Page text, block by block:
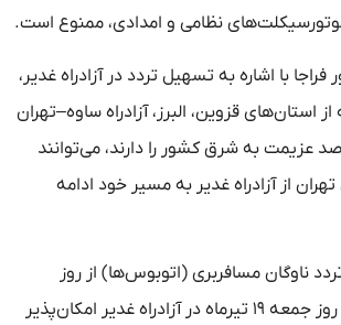
نظامی و امدادی، ممنوع است.
با اشاره به تسهیل تردد در آزادراه غدیر،
استان‌های قزوین، البرز، آزادراه ساوه–تهران
عزیمت به شرق کشور را دارند، می‌توانند
از آزادراه غدیر به مسیر خود ادامه
ناوگان مسافربری (اتوبوس‌ها) از روز
پنجشنبه ۱۱ تیرماه تا روز جمعه ۱۹ تیرماه در آزادراه غدیر امکان‌پذیر